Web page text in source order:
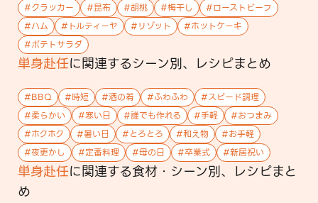
#クラッカー #昆布 #胡桃 #梅干し #ローストビーフ
#ハム # トルティーヤ #リゾット #ホットケーキ
#ポテトサラダ
単身赴任に関連するシーン別、レシピまとめ
#BBQ #時短 #酒の肴 #ふわふわ #スピード調理
#柔らかい #寒い日 #誰でも作れる #手軽 #おつまみ
#ホクホク #暑い日 #とろとろ #和え物 #お手軽
#夜更かし #定番料理 #母の日 #卒業式 #新居祝い
単身赴任に関連する食材・シーン別、レシピまと
め